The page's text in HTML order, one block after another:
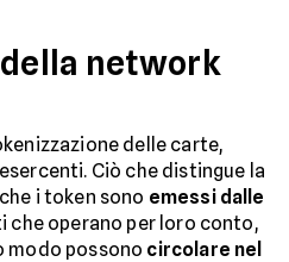
network
delle carte,
Ciò che distingue la
i token sono emessi dalle
che operano per loro conto,
modo possono circolare nel